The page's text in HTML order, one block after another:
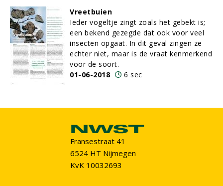
Vreetbuien
Ieder vogeltje zingt zoals het gebekt is;
een bekend gezegde dat ook voor veel
insecten opgaat. In dit geval zingen ze
echter niet, maar is de vraat kenmerkend
voor de soort.
01-06-2018
6 sec
Fransestraat 41
6524 HT Nijmegen
KvK 10032693